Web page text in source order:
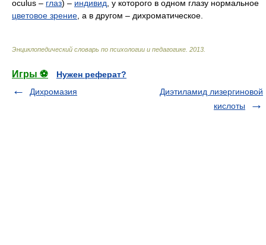
oculus – глаз) – индивид , у которого в одном глазу нормальное
цветовое зрение , а в другом – дихроматическое.
Энциклопедический словарь по психологии и педагогике 2013
Игры ⚽
Нужен реферат?
Дихромазия
Диэтиламид лизергиновой
кислоты